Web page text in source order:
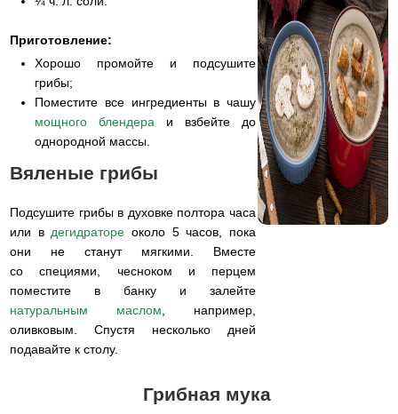
Приготовление:
Хорошо промойте и подсушите
грибы;
Поместите все ингредиенты в чашу
мощного блендера и взбейте до
однородной массы.
Вяленые грибы
Подсушите грибы в духовке полтора часа
или в дегидраторе около 5 часов, пока
они не станут мягкими. Вместе
со специями, чесноком и перцем
поместите в банку и залейте
натуральным маслом , например,
оливковым. Спустя несколько дней
подавайте к столу.
Грибная мука